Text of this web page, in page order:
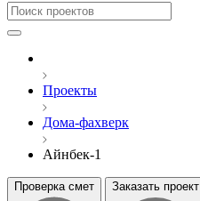
Проекты
Дома-фахверк
Айнбек-1
Проверка смет Заказать проект